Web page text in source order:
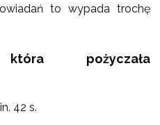
to wypada trochę
pożyczała
42 s.